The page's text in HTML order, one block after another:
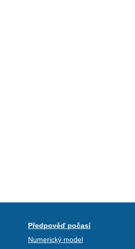
Předpověď počasí
Numerický model